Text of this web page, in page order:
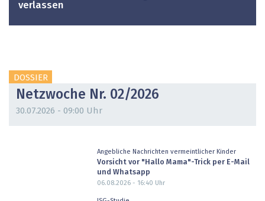
verlassen
DOSSIER
Netzwoche Nr. 02/2026
30.07.2026 - 09:00 Uhr
Angebliche Nachrichten vermeintlicher Kinder
Vorsicht vor "Hallo Mama"-Trick per E-Mail
und Whatsapp
06.08.2026 - 16:40 Uhr